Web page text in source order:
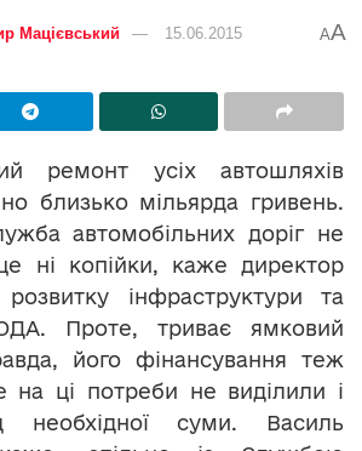
Мацієвський 15.06.2015 AA
ремонт усіх автошляхів
близько мільярда гривень.
автомобільних доріг не
ні копійки, каже директор
інфраструктури та
Проте, триває ямковий
його фінансування теж
на ці потреби не виділили і
необхідної суми. Василь